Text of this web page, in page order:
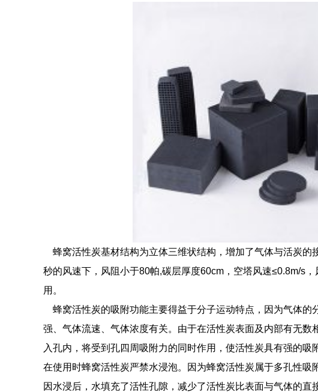
蜂窝活性炭基材结构为立体三维状结构，增加了气体与活炭的
秒的风速下，风阻小于80帕,碳层厚度60cm，空塔风速≤0.8m/s
用。
蜂窝活性炭的吸附功能主要得益于分子运动特点，因为气体的
强、气体流速、气体浓度有关。由于在活性炭表面及内部有无
入孔内，将受到孔四周吸附力的同时作用，使活性炭具有强的吸
在使用时蜂窝活性炭严禁水浸泡。因为蜂窝活性炭属于多孔性吸
因水浸后，水填充了活性孔隙，减少了活性炭比表面与气体的直